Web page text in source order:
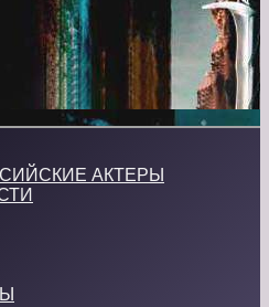
АКТЕРЫ